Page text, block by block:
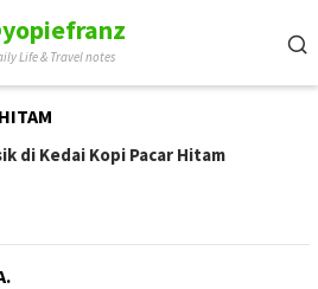
Life & Travel notes
di Kedai Kopi Pacar Hitam